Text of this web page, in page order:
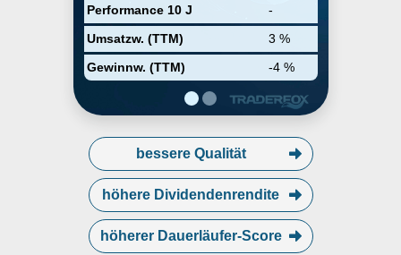
Performance 10 J
-
Umsatzw. (TTM)
3 %
Gewinnw. (TTM)
-4 %
bessere Qualität
höhere Dividendenrendite
höherer Dauerläufer-Score